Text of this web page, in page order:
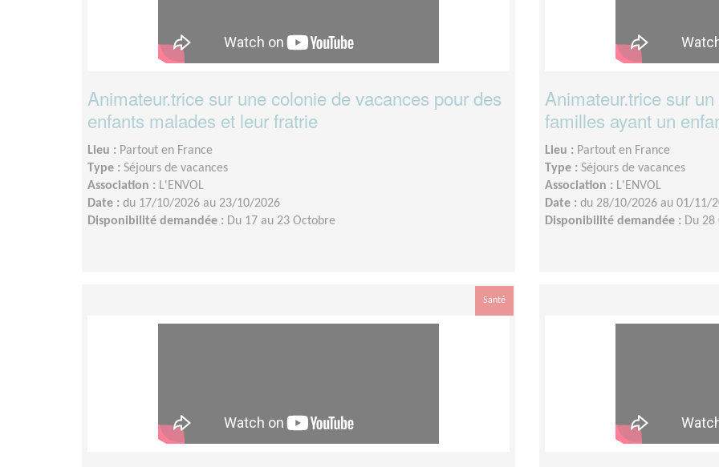
Animateur.trice sur une colonie de vacances pour des
enfants malades et leur fratrie
Lieu : Partout en France
Type : Séjours de vacances
Association : L'ENVOL
Date : du 17/10/2026 au 23/10/2026
Disponibilité demandée : Du 17 au 23 Octobre
Animateur.trice sur
familles ayant un
Lieu : Partout en France
Type : Séjours de vacances
Association : L'ENVOL
Date : du 28/10/2026 au 01/11/
Disponibilité demandée : Du
Santé